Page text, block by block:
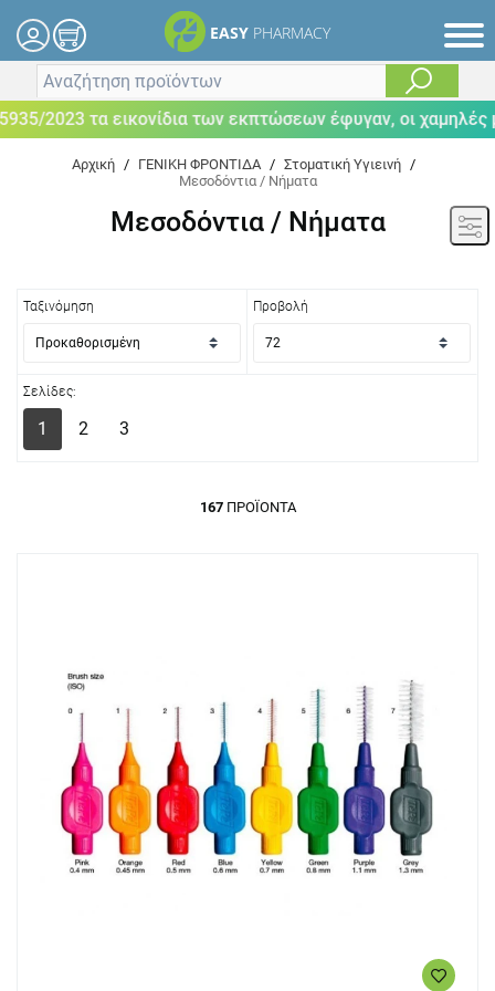
EASY PHARMACY
τα εικονίδια των εκπτώσεων έφυγαν, οι χαμηλές μας
Αρχική / ΓΕΝΙΚΗ ΦΡΟΝΤΙΔΑ / Στοματική Υγιεινή /
Μεσοδόντια / Νήματα
Μεσοδόντια / Νήματα
Ταξινόμηση Προβολή
Σελίδες:
1 2 3
167ΠΡΟΪΌΝΤΑ